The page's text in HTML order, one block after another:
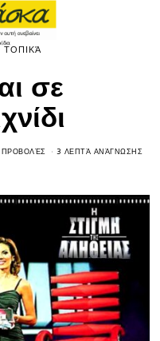
ΤΟΠΙΚΆ
σε
ΠΡΟΒΟΛΈΣ 3 ΛΕΠΤΆ ΑΝΆΓΝΩΣΗΣ